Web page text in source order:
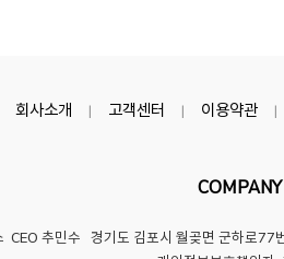
회사소개 | 고객센터 | 이용약관 |
COMPANY
CEO 추민수 경기도 김포시 월곶면 군하로